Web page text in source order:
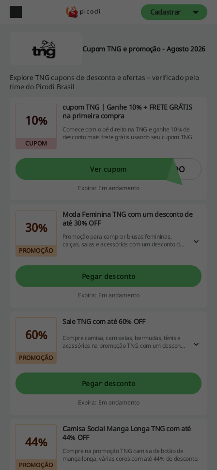
Cadastrar
Cupom TNG e promoção - Agosto 2026
Explore TNG cupons de desconto e ofertas – verificado pelo
time do Picodi Brasil
10%
CUPOM
cupom TNG | Ganhe 10% + FRETE GRÁTIS
na primeira compra
Comece com o pé direito na TNG e ganhe 10% de
desconto mais frete grátis usando seu cupom TNG
Ver cupom NDO
Expira: Em andamento
30%
PROMOÇÃO
Moda Feminina TNG com um desconto de
até 30% OFF
Promoção para comprar blusas femininas,
calças, saias e acessórios com um desconto de
Pegar desconto
Expira: Em andamento
60%
PROMOÇÃO
Sale TNG com até 60% OFF
Compre camisa, camisetas, bermudas, tênis e
acessórios na promoção TNG com um desconto
Pegar desconto
Expira: Em andamento
44%
PROMOÇÃO
Camisa Social Manga Longa TNG com até
44% OFF
Compre na promoção TNG camisa de botão de
manga longa, várias cores com até 44% de desconto.